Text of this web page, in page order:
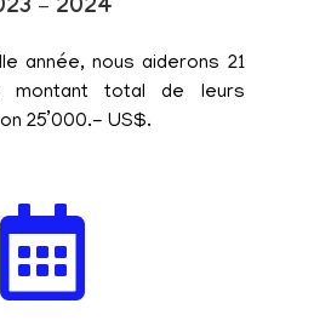
– 2024
année, nous aiderons 21
montant total de leurs
25’000.- US$.